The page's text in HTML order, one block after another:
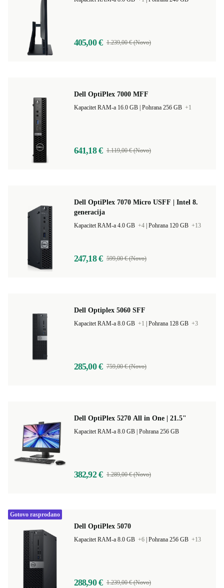
405,00 € 1.239,00 € (Novo)
Dell OptiPlex 7000 MFF
Pohrana 256 GB +1
641,18 € 1.119,00 € (Novo)
Dell OptiPlex 7070 Micro USFF | Intel 8.
generacija
Kapacitet RAM-a 4.0 GB +4 Pohrana 120 GB +13
247,18 € 599,00 € (Novo)
Dell Optiplex 5060 SFF
Kapacitet RAM-a 8.0 GB +1 Pohrana 128 GB +3
285,00 € 759,00 € (Novo)
Dell OptiPlex 5270 All in One | 21.5"
Pohrana 256 GB
382,92 € 1.289,00 € (Novo)
Dell OptiPlex 5070
Kapacitet RAM-a 8.0 GB +6 Pohrana 256 GB +13
288,90 € 1.239,00 € (Novo)
Gotovo rasprodano